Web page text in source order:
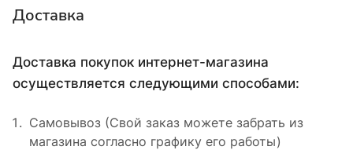
Доставка
Доставка покупок интернет-магазина
осуществляется следующими способами:
Самовывоз (Свой заказ можете забрать из
магазина согласно графику его работы)